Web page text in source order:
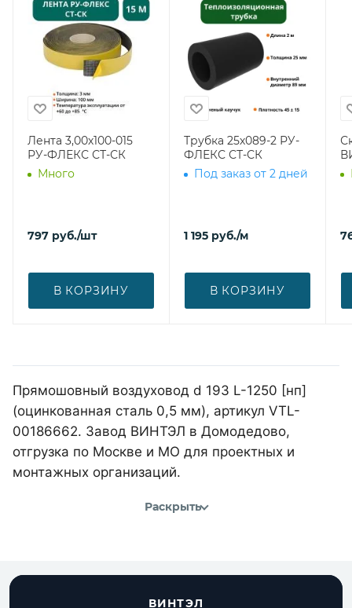
Лента 3,00х100-015
РУ-ФЛЕКС СТ-СК
Много
797 руб./шт
В КОРЗИНУ
Трубка 25х089-2 РУ-
ФЛЕКС СТ-СК
Под заказ от 2 дней
1 195 руб./м
В КОРЗИНУ
Прямошовный воздуховод d 193 L-1250 [нп]
(оцинкованная сталь 0,5 мм), артикул VTL-
00186662. Завод ВИНТЭЛ в Домодедово,
отгрузка по Москве и МО для проектных и
монтажных организаций.
Раскрыть
ВИНТЭЛ